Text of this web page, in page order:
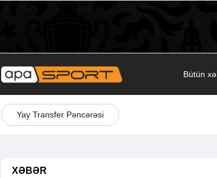
Bütün
Yay Transfer Pəncərəsi
XƏBƏR